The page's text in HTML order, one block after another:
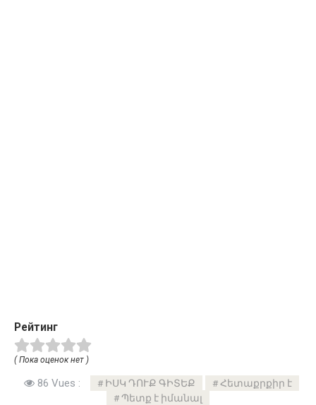
Рейтинг
( Пока оценок нет )
86 Vues : ԻՍԿ ԴՈՒՔ ԳԻՏԵՔ
Հետաքրքիր է
Պետք է իմանալ